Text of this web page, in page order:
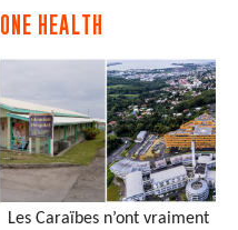
ONE HEALTH
Les Caraïbes n’ont vraiment